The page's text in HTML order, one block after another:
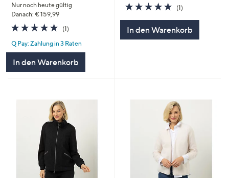
Nur noch heute gültig
Danach: € 159,99
5.0
von
5
(1)
Q Pay: Zahlung in 3 Raten
In den Warenkorb
5.0
von
(1)1
In den Warenkorb